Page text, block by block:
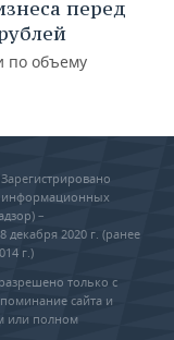
перед
по объему
информационных
–
2020 г. (ранее
г.)
только с
сайта и
или полном